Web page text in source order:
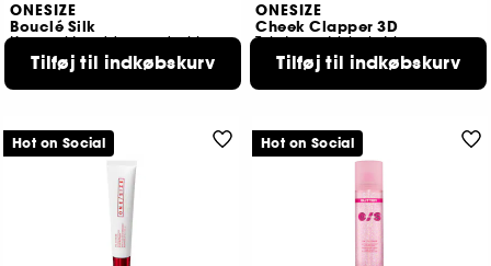
ONESIZE
Bouclé Silk
Kompaktpudder med airbrush-effekt
359,00 KR
Tilføj til indkøbskurv
ONESIZE
Cheek Clapper 3D
Tekstureret blush-trio
349,00 KR
Tilføj til indkøbskurv
Hot on Social Hot on Social